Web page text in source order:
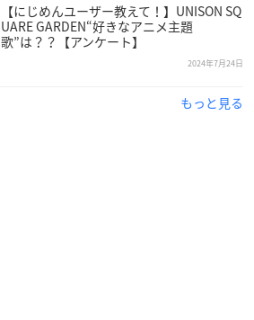
【にじめんユーザー教えて！】UNISON SQ
UARE GARDEN“好きなアニメ主題
歌”は？？【アンケート】
2024年7月24日
もっと見る